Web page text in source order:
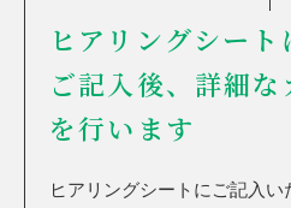
ヒアリングシート
ご記入後、 詳細な
を行います
ヒアリングシートにご記入